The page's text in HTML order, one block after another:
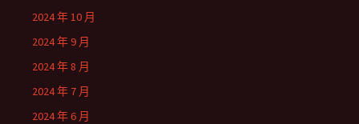
2024 年 10 月
2024 年 9 月
2024 年 8 月
2024 年 7 月
2024 年 6 月